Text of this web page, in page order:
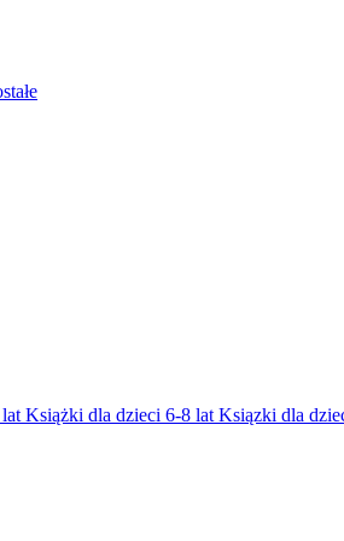
Książki dla dzieci 6-8 lat Ksiązki dla